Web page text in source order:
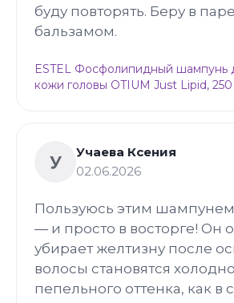
буду повторять. Беру в
бальзамом.
ESTEL Фосфолипидный шампунь
кожи головы OTIUM Just Lipid,
У
Учаева Ксения
02.06.2026
Пользуюсь этим
— и просто в восторге! Он
убирает желтизну после
волосы становятся
пепельного оттенка, как в